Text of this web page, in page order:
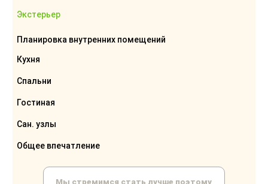
Экстерьер
Планировка внутренних помещений
Кухня
Спальни
Гостиная
Сан. узлы
Общее впечатление